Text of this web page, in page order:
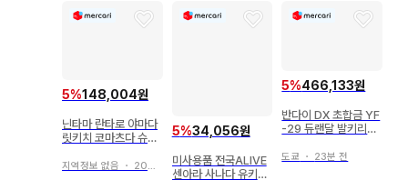
5%148,004원
닌타마 란타로 야마다
릿키치 코마츠다 슈사
크릴 스탠드
지역정보 없음 ・ 20분 전
5%34,056원
미사용품 전국ALIVE
센아라 사나다 유키무
5%466,133원
반다이 DX 초합금 YF
-29 듀랜달 발키리
세트 팩
도쿄 ・ 23분 전